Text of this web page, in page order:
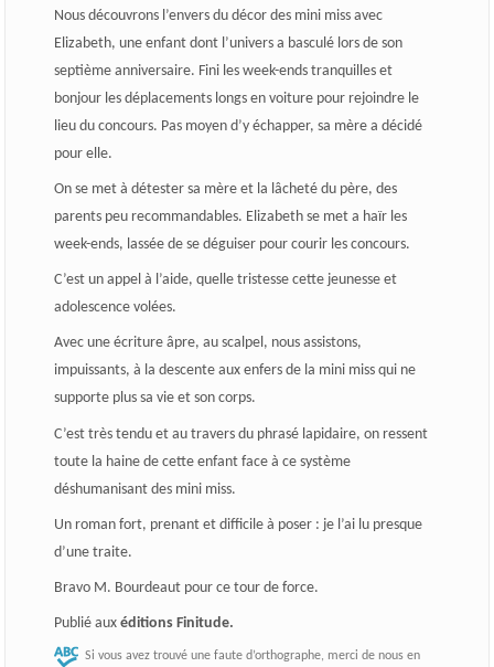
Nous découvrons l’envers du décor des mini miss avec
Elizabeth, une enfant dont l’univers a basculé lors de son
septième anniversaire. Fini les week-ends tranquilles et
bonjour les déplacements longs en voiture pour rejoindre le
lieu du concours. Pas moyen d’y échapper, sa mère a décidé
pour elle.
On se met à détester sa mère et la lâcheté du père, des
parents peu recommandables. Elizabeth se met a haïr les
week-ends, lassée de se déguiser pour courir les concours.
C’est un appel à l’aide, quelle tristesse cette jeunesse et
adolescence volées.
Avec une écriture âpre, au scalpel, nous assistons,
impuissants, à la descente aux enfers de la mini miss qui ne
supporte plus sa vie et son corps.
C’est très tendu et au travers du phrasé lapidaire, on ressent
toute la haine de cette enfant face à ce système
déshumanisant des mini miss.
Un roman fort, prenant et difficile à poser : je l’ai lu presque
d’une traite.
Bravo M. Bourdeaut pour ce tour de force.
Publié aux éditions Finitude.
Si vous avez trouvé une faute d’orthographe, merci de nous en